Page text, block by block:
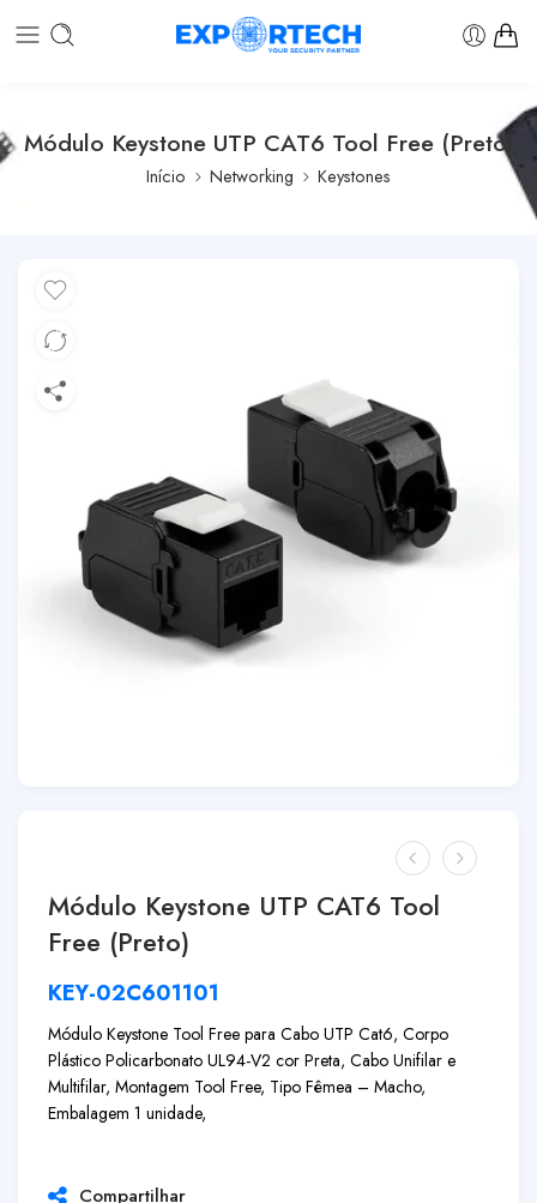
Módulo Keystone UTP CAT6 Tool Free (Preto)
Início Networking Keystones
Módulo Keystone UTP CAT6 Tool
Free (Preto)
KEY-02C601101
Módulo Keystone Tool Free para Cabo UTP Cat6, Corpo
Plástico Policarbonato UL94-V2 cor Preta, Cabo Unifilar e
Multifilar, Montagem Tool Free, Tipo Fêmea – Macho,
Embalagem 1 unidade,
Compartilhar